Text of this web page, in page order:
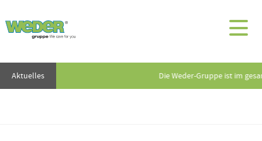
Aktuelles Die Weder-Gruppe ist im